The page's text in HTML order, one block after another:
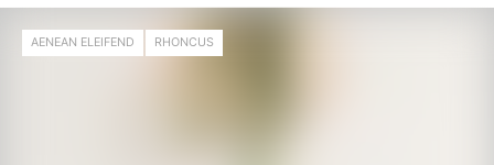
AENEAN ELEIFEND RHONCUS